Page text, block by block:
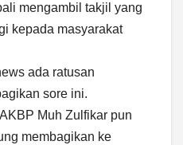
mengambil takjil yang
kepada masyarakat
ada ratusan
sore ini.
Muh Zulfikar pun
membagikan ke